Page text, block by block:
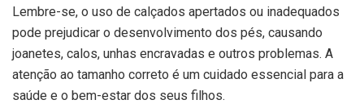
Lembre-se, o uso de calçados apertados ou inadequados
pode prejudicar o desenvolvimento dos pés, causando
joanetes, calos, unhas encravadas e outros problemas. A
atenção ao tamanho correto é um cuidado essencial para a
saúde e o bem-estar dos seus filhos.